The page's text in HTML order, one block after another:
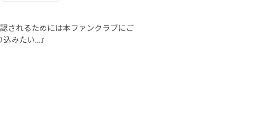
されるためには本ファンクラブにご
みたい...』